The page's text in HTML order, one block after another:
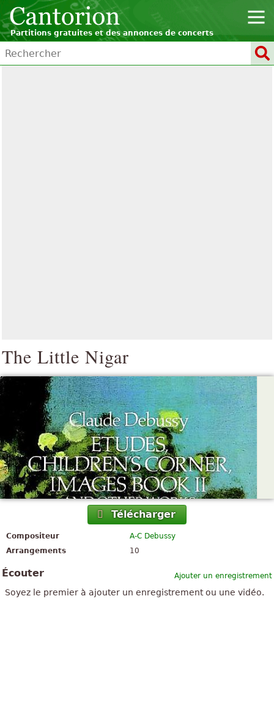
Partitions gratuites et des annonces de concerts
The Little Nigar
Télécharger
Compositeur
A-C Debussy
Arrangements
10
Ajouter un enregistrement
Écouter
Soyez le premier à ajouter un enregistrement ou une vidéo.